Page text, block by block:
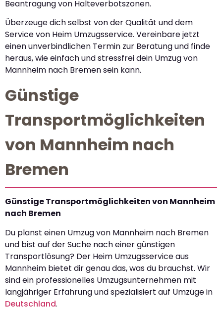
Beantragung von Halteverbotszonen.
Überzeuge dich selbst von der Qualität und dem
Service von Heim Umzugsservice. Vereinbare jetzt
einen unverbindlichen Termin zur Beratung und finde
heraus, wie einfach und stressfrei dein Umzug von
Mannheim nach Bremen sein kann.
Günstige
Transportmöglichkeiten
von Mannheim nach
Bremen
Günstige Transportmöglichkeiten von Mannheim
nach Bremen
Du planst einen Umzug von Mannheim nach Bremen
und bist auf der Suche nach einer günstigen
Transportlösung? Der Heim Umzugsservice aus
Mannheim bietet dir genau das, was du brauchst. Wir
sind ein professionelles Umzugsunternehmen mit
langjähriger Erfahrung und spezialisiert auf Umzüge in
Deutschland.